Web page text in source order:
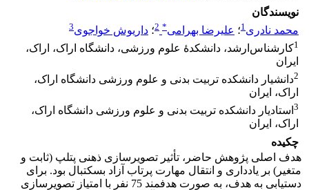
نویسندگان
محمد نادری1؛ علیرضا بهرامی*
2؛ داریوش خواجوی3
1کارشناس‌ارشد، دانشکدۀ علوم ورزشی، دانشگاه اراک، اراک،
ایران
2دانشیار دانشکده تربیت بدنی و علوم ورزشی دانشگاه اراک،
اراک، ایران
3 استادیار دانشکده تربیت بدنی و علوم ورزشی دانشگاه اراک،
اراک، ایران
چکیده
هدف اصلی پژوهش حاضر، تأثیر تصویرسازی ذهنی پتلپ (ثابت و
متغیر) بر یادداری و انتقال مهارت پرتاب آزاد بسکتبال بود. برای
دستیابی به هدف، به صورت هدفمند 75 نفر با امتیاز تصویرسازی